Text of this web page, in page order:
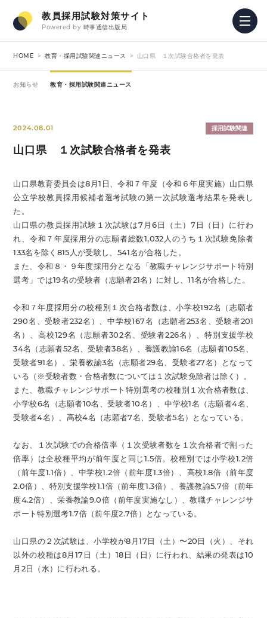
教員採用試験対策サイト
Powered by 時事通信出版局
HOME 教育・採用試験関連ニュース 山口県 １次試験合格者を発表
お知らせ 教育・採用試験関連ニュース
2024.08.01 採用試験関連
山口県 １次試験合格者を発表
山口県教育委員会は8月1日、令和７年度（令和６年度実施）山口県
公立学校教員採用候補者選考試験の第一次試験選考結果を発表し
た。
山口県の教員採用試験１次試験は7月6日（土）7日（日）に行わ
れ、令和７年度採用分の志願者総数1,032人のうち１次試験免除者
133名を除く815人が受験し、541名が合格した。
また、令和８・９年度採用分となる「教職チャレンジサポート特別
選考」では19名の受験者（志願者21名）に対し、11名が合格した。
令和７年度採用分の校種別１次合格者数は、小学校192名（志願者
290名、受験者232名）、中学校167名（志願者253名、受験者201
名）、高校129名（志願者302名、受験者226名）、特別支援学校
34名（志願者52名、受験者38名）、養護教諭16名（志願者105名、
受験者91名）、栄養教諭3名（志願者29名、受験者27名）となって
いる（※受験者数・合格者数については１次試験免除者は除く）。
また、教職チャレンジサポート特別選考の校種別１次合格者数は、
小学校6名（志願者10名、受験者10名）、中学校1名（志願者4名、
受験者4名）、高校4名（志願者7名、受験者5名）となっている。
なお、１次試験での合格倍率（１次受験者数を１次合格者で割った
倍率）は全校種平均が前年度と同じ1.5倍。校種別では小学校1.2倍
（前年度1.1倍）、中学校1.2倍（前年度1.3倍）、高校1.8倍（前年度
2.0倍）、特別支援学校1.1倍（前年度1.3倍）、養護教諭5.7倍（前年
度4.2倍）、栄養教諭9.0倍（前年度実施なし）、教職チャレンジサ
ポート特別選考1.7倍（前年度2.7倍）となっている。
山口県の２次試験は、小学校が8月17日（土）〜20日（火）、それ
以外の校種は8月17日（土）18日（日）に行われ、結果の発表は10
月2日（水）に行われる。